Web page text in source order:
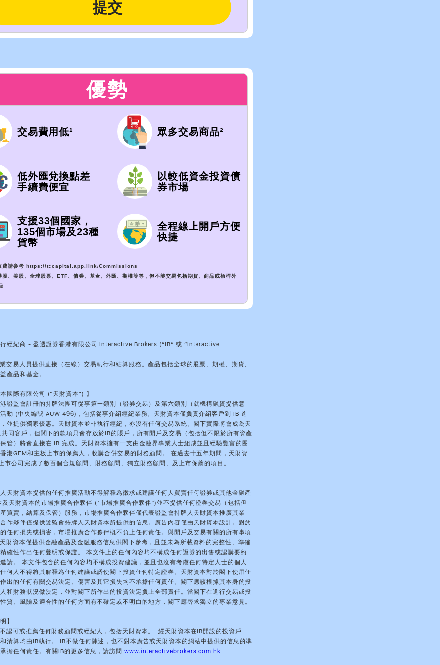
優勢
交易費用低¹ 眾多交易商品²
低外匯兌換點差
手續費便宜
以較低資金投資債
券市場
支援33個國家，
135個市場及23種
貨幣
全程線上開戶方便
快捷
費請参考 https://tccapital.app.link/Commissions
股、美股、全球股票、ETF、債券、基金、外匯、期權等等，但不能交易包括期貨、商品或槓桿外
行經紀商 - 盈透證券香港有限公司 Interactive Brokers (“IB” 或 “Interactive
交易人員提供直接（在線）交易執行和結算服務。產品包括全球的股票、期權、期貨、
產品和基金。
本國際有限公司 (“天財資本") 】
證監會註冊的持牌法團可從事第一類別（證券交易）及第六類別（就機構融資提供意
動 (中央編號 AUW 496)，包括從事介紹經紀業務。天財資本僅負責介紹客戶到 IB 進
並提供獨家優惠。天財資本並非執行經紀，亦沒有任何交易系統。閣下實際將會成為天
同客戶，但閣下的款項只會存放於IB的賬戶，所有開戶及交易（包括但不限於所有資產
管）將會直接在 IB 完成。天財資本擁有一支由金融界專業人士組成並且經驗豐富的團
港GEM和主板上市的保薦人，收購合併交易的財務顧問。 在過去十五年期間，天財資
市公司完成了數百個合規顧問、財務顧問、獨立財務顧問、及上市保薦的項目。
天財資本提供的任何推廣活動不得解釋為徵求或建議任何人買賣任何證券或其他金融產
及天財資本的市場推廣合作夥伴 (“市場推廣合作夥伴”)並不提供任何證券交易（包括但
買賣，結算及保管）服務，市場推廣合作夥伴僅代表證監會持牌人天財資本推廣其業
作夥伴僅提供證監會持牌人天財資本所提供的信息。廣告內容僅由天財資本設計。對於
任何損失或損害，市場推廣合作夥伴概不負上任何責任。與開戶及交易有關的所有事項
財資本僅提供金融產品及金融服務信息供閣下參考，且並未為所載資料的完整性、準確
確性作出任何聲明或保證。 本文件上的任何內容均不構成任何證券的出售或認購要約
請。 本文件包含的任何內容均不構成投資建議，並且也沒有考慮任何特定人士的個人
何人不得將其解釋為任何建議或誘使閣下投資任何特定證券。天財資本對於閣下使用任
出的任何有關交易決定、傷害及其它損失均不承擔任何責任。閣下應該根據其本身的投
和財務狀況做決定，並對閣下所作出的投資決定負上全部責任。當閣下在進行交易或投
質、風險及適合性的任何方面有不確定或不明白的地方，閣下應尋求獨立的專業意見。
】
認可或推薦任何財務顧問或經紀人，包括天財資本。 經天財資本在IB開設的投資戶
清算均由IB執行。 IB不做任何陳述，也不對本廣告或天財資本的網站中提供的信息的準
擔任何責任。有關IB的更多信息，請訪問 www.interactivebrokers.com.hk